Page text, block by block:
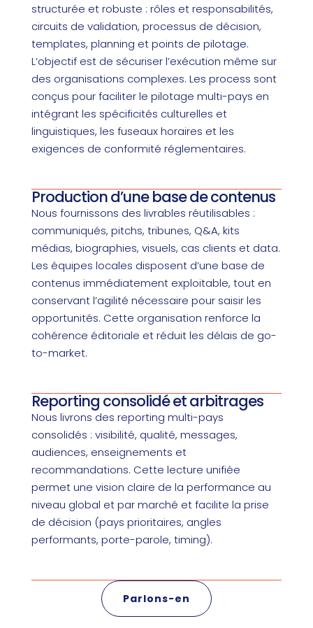
structurée et robuste : rôles et responsabilités,
circuits de validation, processus de décision,
templates, planning et points de pilotage.
L’objectif est de sécuriser l’exécution même sur
des organisations complexes. Les process sont
conçus pour faciliter le pilotage multi-pays en
intégrant les spécificités culturelles et
linguistiques, les fuseaux horaires et les
exigences de conformité réglementaires.
Production d’une base de contenus
Nous fournissons des livrables réutilisables :
communiqués, pitchs, tribunes, Q&A, kits
médias, biographies, visuels, cas clients et data.
Les équipes locales disposent d’une base de
contenus immédiatement exploitable, tout en
conservant l’agilité nécessaire pour saisir les
opportunités. Cette organisation renforce la
cohérence éditoriale et réduit les délais de go-
to-market.
Reporting consolidé et arbitrages
Nous livrons des reporting multi-pays
consolidés : visibilité, qualité, messages,
audiences, enseignements et
recommandations. Cette lecture unifiée
permet une vision claire de la performance au
niveau global et par marché et facilite la prise
de décision (pays prioritaires, angles
performants, porte-parole, timing).
Parlons-en